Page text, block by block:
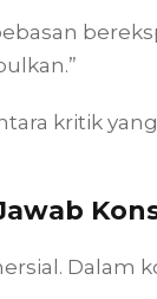
kritik
Dalam